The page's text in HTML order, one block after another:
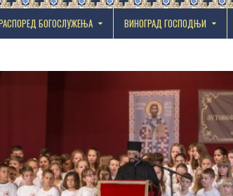
БОГОСЛУЖЕЊА ВИНОГРАД ГОСПОДЊИ